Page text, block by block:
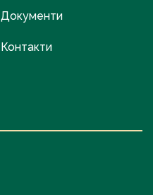
Документи
Контакти